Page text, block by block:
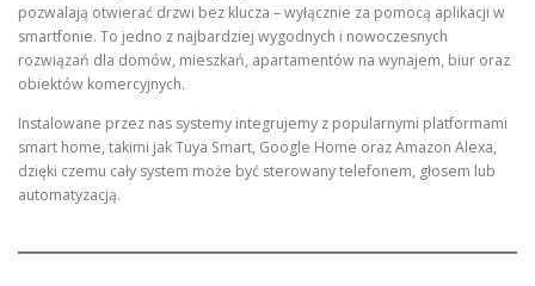
pozwalają otwierać drzwi bez klucza – wyłącznie za pomocą aplikacji w
smartfonie. To jedno z najbardziej wygodnych i nowoczesnych
rozwiązań dla domów, mieszkań, apartamentów na wynajem, biur oraz
obiektów komercyjnych.
Instalowane przez nas systemy integrujemy z popularnymi platformami
smart home, takimi jak Tuya Smart, Google Home oraz Amazon Alexa,
dzięki czemu cały system może być sterowany telefonem, głosem lub
automatyzacją.